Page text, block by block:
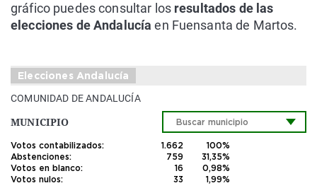
gráfico puedes consultar los resultados de las
elecciones de Andalucía en Fuensanta de Martos.
Elecciones Andalucía
COMUNIDAD DE ANDALUCÍA
MUNICIPIO
Votos contabilizados: 1.662
100%
Abstenciones:
759
31,35%
Votos en blanco:
16
0,98%
Votos nulos:
33 1,99%